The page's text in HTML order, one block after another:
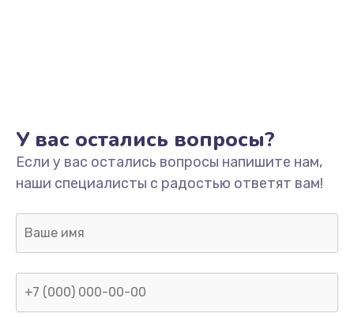
Замена/Pемонт карбюратора
1300 руб.
Заказать
Ремонт капиллярной трубки
400 руб.
У вас остались вопросы?
Если у вас остались вопросы напишите нам,
наши специалисты с радостью ответят вам!